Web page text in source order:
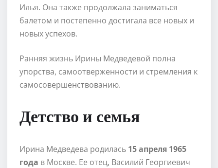
Илья. Она также продолжала заниматься
балетом и постепенно достигала все новых и
новых успехов.
Ранняя жизнь Ирины Медведевой полна
упорства, самоотверженности и стремления к
самосовершенствованию.
Детство и семья
Ирина Медведева родилась 15 апреля 1965
года в Москве. Ее отец, Василий Георгиевич